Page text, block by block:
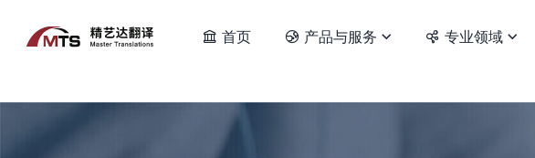
 首页  产品与服务   专业领域 